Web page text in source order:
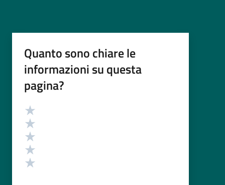
Quanto sono chiare le
informazioni su questa
pagina?
Valutazione